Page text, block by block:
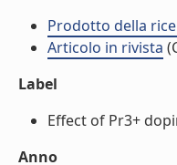
Prodotto della
Articolo in rivista
Label
Effect of Pr3+
Anno